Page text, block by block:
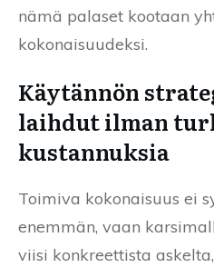
nämä palaset kootaan
kokonaisuudeksi.
Käytännön
laihdut ilman
kustannuksia
Toimiva kokonaisuus ei
enemmän, vaan
viisi konkreettista